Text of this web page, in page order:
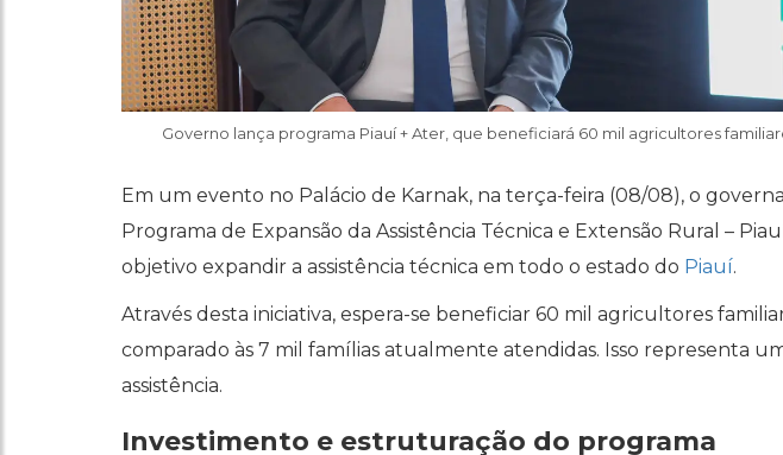
Governo lança programa Piauí + Ater, que beneficiará 60 mil agricultores
Em um evento no Palácio de Karnak, na terça-feira (08/08), o
Programa de Expansão da Assistência Técnica e Extensão Rural –
objetivo expandir a assistência técnica em todo o estado do Piauí.
Através desta iniciativa, espera-se beneficiar 60 mil agricultores
comparado às 7 mil famílias atualmente atendidas. Isso representa
assistência.
Investimento e estruturação do programa